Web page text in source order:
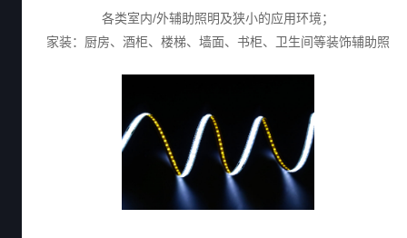
各类室内/外辅助照明及狭小的应用环境；
家装：厨房、酒柜、楼梯、墙面、书柜、卫生间等装饰辅助照
明。